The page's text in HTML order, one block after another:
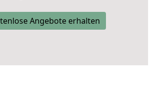
Angebote erhalten